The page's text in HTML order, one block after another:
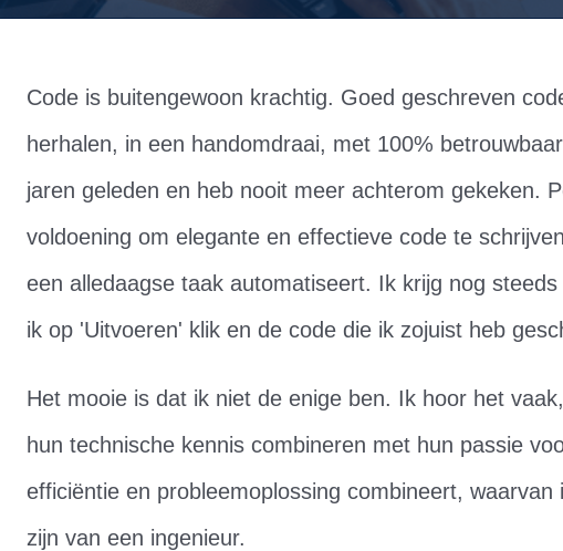
Code is buitengewoon krachtig. Goed geschreven
herhalen, in een handomdraai, met 100%
jaren geleden en heb nooit meer achterom gekeken.
voldoening om elegante en effectieve code te
een alledaagse taak automatiseert. Ik krijg nog
ik op 'Uitvoeren' klik en de code die ik zojuist heb
Het mooie is dat ik niet de enige ben. Ik hoor het
hun technische kennis combineren met hun passie
efficiëntie en probleemoplossing combineert,
zijn van een ingenieur.